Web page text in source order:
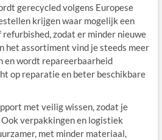
gerecycled volgens Europese
krijgen waar mogelijk een
zodat er minder nieuwe
het assortiment vind je steeds meer
en wordt repareerbaarheid
op reparatie en beter beschikbare
met veilig wissen, zodat je
verpakkingen en logistiek
met minder materiaal,